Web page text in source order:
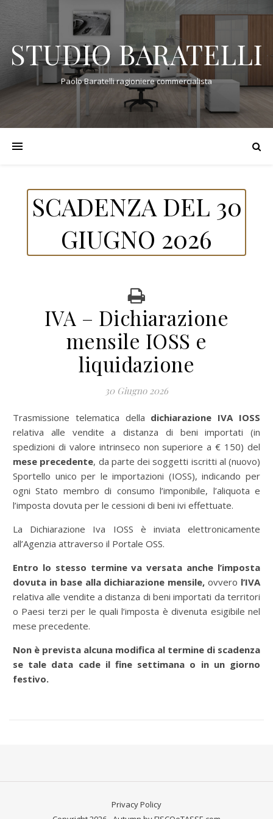
STUDIO BARATELLI
Paolo Baratelli ragioniere commercialista
SCADENZA DEL 30
GIUGNO 2026
IVA – Dichiarazione
mensile IOSS e
liquidazione
30 Giugno 2026
Trasmissione telematica della dichiarazione IVA IOSS
relativa alle vendite a distanza di beni importati (in
spedizioni di valore intrinseco non superiore a € 150) del
mese precedente, da parte dei soggetti iscritti al (nuovo)
Sportello unico per le importazioni (IOSS), indicando per
ogni Stato membro di consumo l’imponibile, l’aliquota e
l’imposta dovuta per le cessioni di beni ivi effettuate.
La Dichiarazione Iva IOSS è inviata elettronicamente
all’Agenzia attraverso il Portale OSS.
Entro lo stesso termine va versata anche l’imposta
dovuta in base alla dichiarazione mensile, ovvero l’IVA
relativa alle vendite a distanza di beni importati da territori
o Paesi terzi per le quali l’imposta è divenuta esigibile nel
mese precedente.
Non è prevista alcuna modifica al termine di scadenza
se tale data cade il fine settimana o in un giorno
festivo.
Privacy Policy